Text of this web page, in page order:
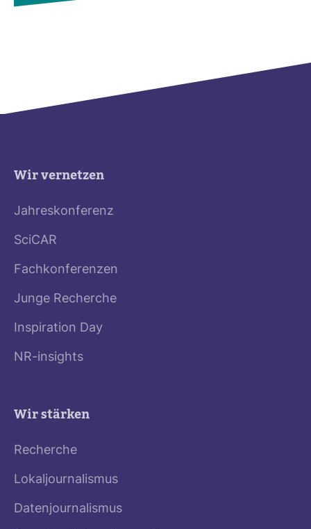
Wir vernetzen
Jahreskonferenz
SciCAR
Fachkonferenzen
Junge Recherche
Inspiration Day
NR-insights
Wir stärken
Recherche
Lokaljournalismus
Datenjournalismus